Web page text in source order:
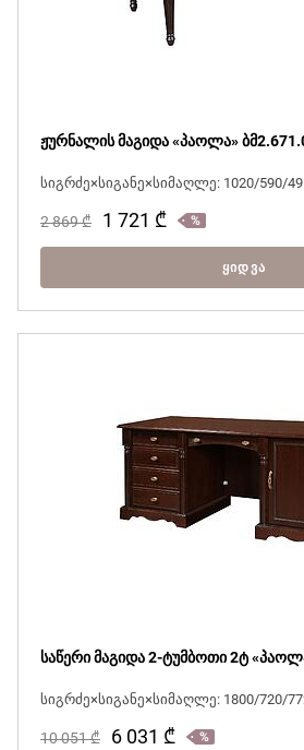
ჟურნალის მაგიდა «პაოლა»
სიგრძე×სიგანე×სიმაღლე: 1020/590/
2 869₾ 1 721 ₾
ᲧᲘᲓᲕᲐ
საწერი მაგიდა 2-ტუმბოთი 2ტ
სიგრძე×სიგანე×სიმაღლე: 1800/720/
10 051₾ 6 031 ₾